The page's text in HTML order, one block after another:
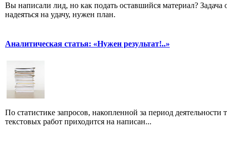
Вы написали лид, но как подать оставшийся материал? Задача
надеяться на удачу, нужен план.
Аналитическая статья: «Нужен результат!..»
По статистике запросов, накопленной за период
текстовых работ приходится на написан...